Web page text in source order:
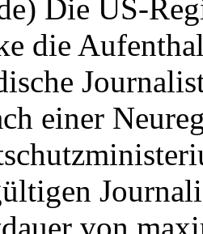
Die US-
die
einer
von